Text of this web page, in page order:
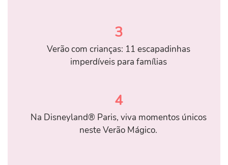
3
Verão com crianças: 11 escapadinhas
imperdíveis para famílias
4
Na Disneyland® Paris, viva momentos únicos
neste Verão Mágico.